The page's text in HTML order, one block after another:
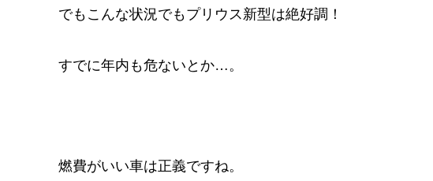
でもこんな状況でもプリウス新型は絶好調！
すでに年内も危ないとか…。
燃費がいい車は正義ですね。